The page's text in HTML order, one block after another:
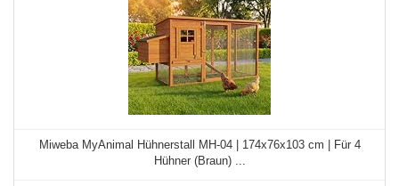
Miweba MyAnimal Hühnerstall MH-04 | 174x76x103 cm | Für 4
Hühner (Braun) ...